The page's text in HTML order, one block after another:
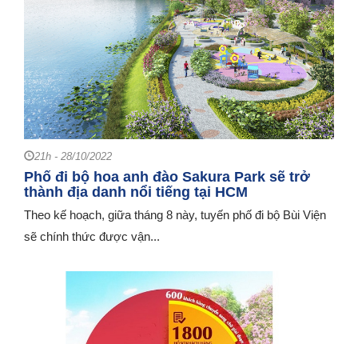
21h - 28/10/2022
Phố đi bộ hoa anh đào Sakura Park sẽ trở
thành địa danh nổi tiếng tại HCM
Theo kế hoạch, giữa tháng 8 này, tuyến phố đi bộ Bùi Viện
sẽ chính thức được vận...